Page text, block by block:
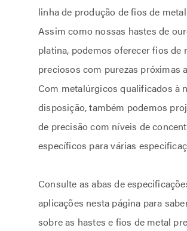
linha de produção de fios de
Assim como nossas hastes de
platina, podemos oferecer fios de
preciosos com purezas próximas
Com metalúrgicos qualificados à
disposição, também podemos
de precisão com níveis de
específicos para várias
Consulte as abas de
aplicações nesta página para
sobre as hastes e fios de metal